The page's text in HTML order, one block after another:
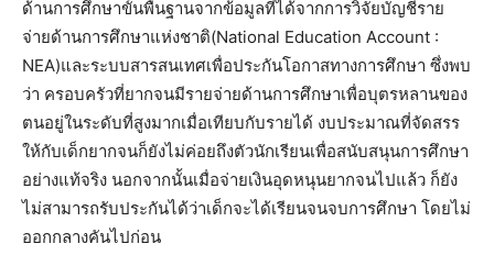
ด้านการศึกษาขั้นพื้นฐานจากข้อมูลที่ได้จากการวิจัยบัญชีราย
จ่ายด้านการศึกษาแห่งชาติ(National Education Account :
NEA)และระบบสารสนเทศเพื่อประกันโอกาสทางการศึกษา ซึ่งพบ
ว่า ครอบครัวที่ยากจนมีรายจ่ายด้านการศึกษาเพื่อบุตรหลานของ
ตนอยู่ในระดับที่สูงมากเมื่อเทียบกับรายได้ งบประมาณที่จัดสรร
ให้กับเด็กยากจนก็ยังไม่ค่อยถึงตัวนักเรียนเพื่อสนับสนุนการศึกษา
อย่างแท้จริง นอกจากนั้นเมื่อจ่ายเงินอุดหนุนยากจนไปแล้ว ก็ยัง
ไม่สามารถรับประกันได้ว่าเด็กจะได้เรียนจนจบการศึกษา โดยไม่
ออกกลางคันไปก่อน